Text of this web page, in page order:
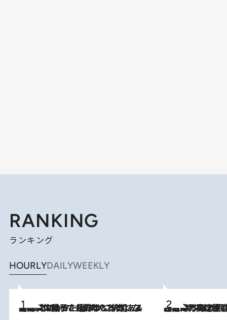
RANKING
ランキング
HOURLYDAILYWEEKLY
2026.8.5
【阿川佐和子さんの年とる力】なぜ70代で始めた趣味は“こんなに楽しい”のか？ ピアノ、俳句…スランプに陥っても続けられる“ある秘訣”とは 2026.8.7
「湘南乃風に憧れて」観客大盛上がりの“タオル回し”に、ラッパー顔負けの高速歌唱まで…さだまさし（74）のアグレッシブすぎる現在地